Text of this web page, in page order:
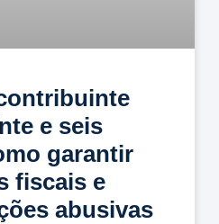
e seis
garantir
fiscais e
abusivas